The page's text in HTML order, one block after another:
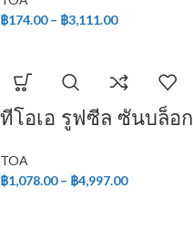
฿174.00 – ฿3,111.00
ทีโอเอ รูฟซีล ซันบล็อก
TOA
฿1,078.00 – ฿4,997.00